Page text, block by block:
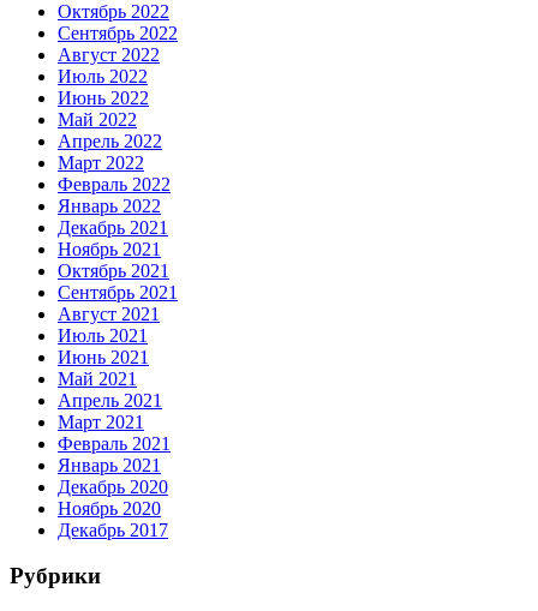
Октябрь 2022
Сентябрь 2022
Август 2022
Июль 2022
Июнь 2022
Май 2022
Апрель 2022
Март 2022
Февраль 2022
Январь 2022
Декабрь 2021
Ноябрь 2021
Октябрь 2021
Сентябрь 2021
Август 2021
Июль 2021
Июнь 2021
Май 2021
Апрель 2021
Март 2021
Февраль 2021
Январь 2021
Декабрь 2020
Ноябрь 2020
Декабрь 2017
Рубрики